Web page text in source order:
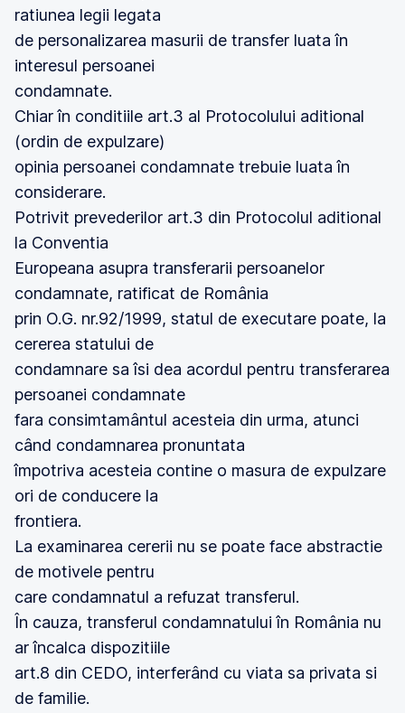
ratiunea legii legata
de personalizarea masurii de transfer luata în
interesul persoanei
condamnate.
Chiar în conditiile art.3 al Protocolului aditional
(ordin de expulzare)
opinia persoanei condamnate trebuie luata în
considerare.
Potrivit prevederilor art.3 din Protocolul aditional
la Conventia
Europeana asupra transferarii persoanelor
condamnate, ratificat de România
prin O.G. nr.92/1999, statul de executare poate, la
cererea statului de
condamnare sa îsi dea acordul pentru transferarea
persoanei condamnate
fara consimtamântul acesteia din urma, atunci
când condamnarea pronuntata
împotriva acesteia contine o masura de expulzare
ori de conducere la
frontiera.
La examinarea cererii nu se poate face abstractie
de motivele pentru
care condamnatul a refuzat transferul.
În cauza, transferul condamnatului în România nu
ar încalca dispozitiile
art.8 din CEDO, interferând cu viata sa privata si
de familie.